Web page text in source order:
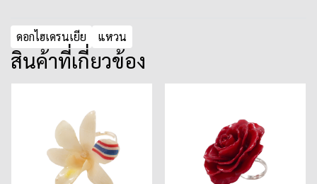
ดอกไฮเดรนเยีย แหวน
สินค้าที่เกี่ยวข้อง